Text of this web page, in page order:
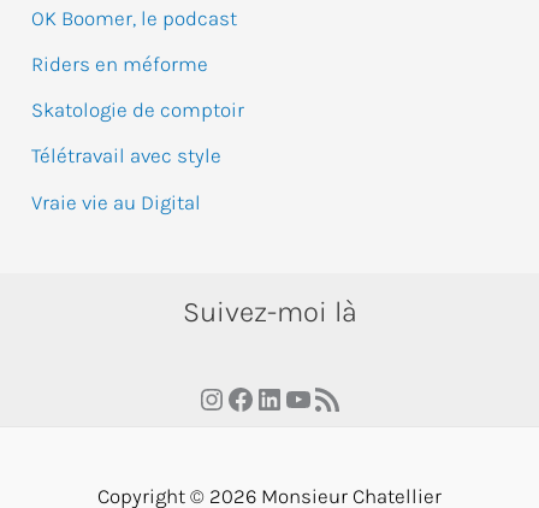
OK Boomer, le podcast
Riders en méforme
Skatologie de comptoir
Télétravail avec style
Vraie vie au Digital
Suivez-moi là
Instagram
Facebook
LinkedIn
YouTube
RSS Feed
Copyright © 2026 Monsieur Chatellier